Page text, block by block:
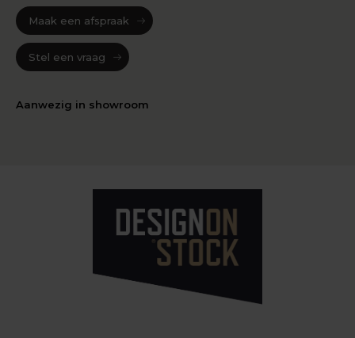
Maak een afspraak
Stel een vraag
Aanwezig in showroom